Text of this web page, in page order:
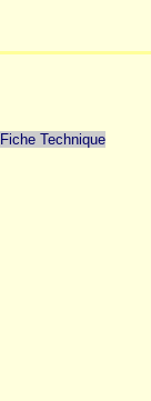
Fiche Technique